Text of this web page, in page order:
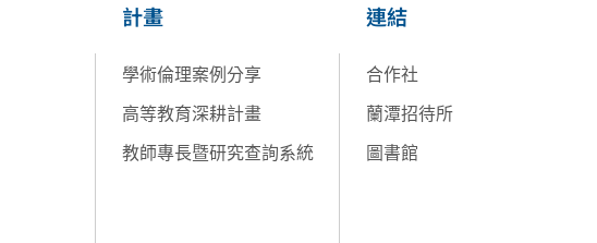
計畫
學術倫理案例分享
高等教育深耕計畫
教師專長暨研究查詢系統
連結
合作社
蘭潭招待所
圖書館